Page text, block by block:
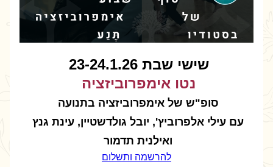
שישי שבת 23-24.1.26
נטו אימפרוביזציה
סופ"ש של אימפרוביזציה בתנועה
ואילנית תדמור
להרשמה ותשלום